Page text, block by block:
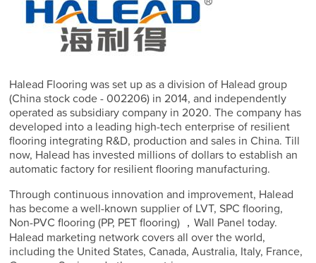
Halead Flooring was set up as a division of Halead group
(China stock code - 002206) in 2014, and independently
operated as subsidiary company in 2020. The company has
developed into a leading high-tech enterprise of resilient
flooring integrating R&D, production and sales in China. Till
now, Halead has invested millions of dollars to establish an
automatic factory for resilient flooring manufacturing.
Through continuous innovation and improvement, Halead
has become a well-known supplier of LVT, SPC flooring,
Non-PVC flooring (PP, PET flooring) ，Wall Panel today.
Halead marketing network covers all over the world,
including the United States, Canada, Australia, Italy, France,